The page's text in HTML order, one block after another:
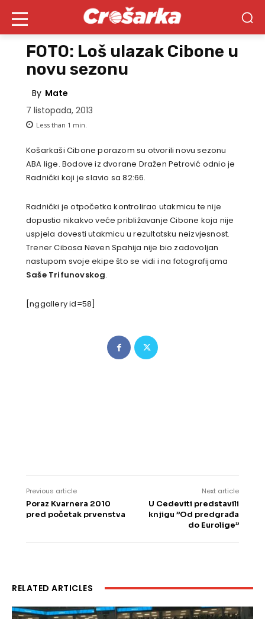
FOTO: Loš ulazak Cibone u
novu sezonu
By Mate
7 listopada, 2013
Less than 1 min.
Košarkaši Cibone porazom su otvorili novu sezonu
ABA lige. Bodove iz dvorane Dražen Petrović odnio je
Radnički koji je slavio sa 82:66.
Radnički je otpočetka kontrolirao utakmicu te nije
dopustio nikakvo veće približavanje Cibone koja nije
uspjela dovesti utakmicu u rezultatsku neizvjesnost.
Trener Cibosa Neven Spahija nije bio zadovoljan
nastupom svoje ekipe što se vidi i na fotografijama
Saše Trifunovskog.
[nggallery id=58]
Previous article
Poraz Kvarnera 2010
pred početak prvenstva
Next article
U Cedeviti predstavili
knjigu ”Od predgrađa
do Eurolige”
RELATED ARTICLES